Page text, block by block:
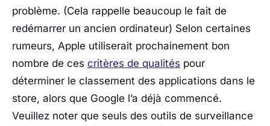
problème. (Cela rappelle beaucoup le fait de
redémarrer un ancien ordinateur) Selon certaines
rumeurs, Apple utiliserait prochainement bon
nombre de ces critères de qualités pour
déterminer le classement des applications dans le
store, alors que Google l’a déjà commencé.
Veuillez noter que seuls des outils de surveillance